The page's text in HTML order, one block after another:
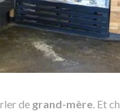
de grand-mère . Et